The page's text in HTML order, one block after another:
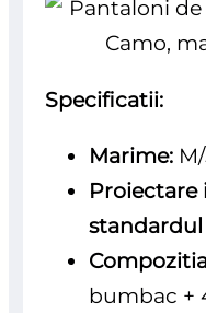
Specificatii:
Marime:
standardul
bumbac +